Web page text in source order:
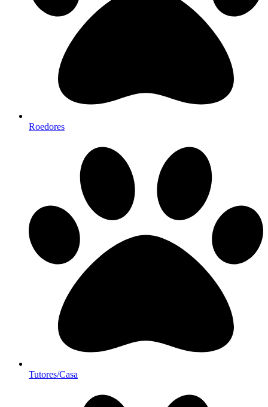
Roedores
Tutores/Casa